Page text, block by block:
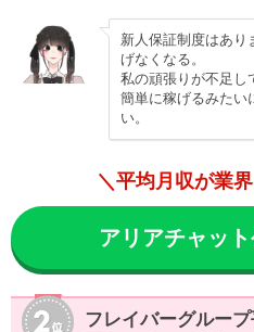
新人保証制度はあり
げなくなる。
私の頑張りが不足し
簡単に稼げるみたい
い。
＼平均月収が業
アリアチャッ
フレイバーグルー